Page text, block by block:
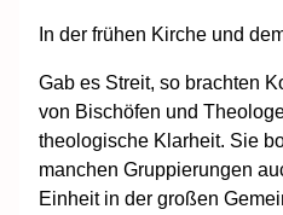
In der frühen Kirche und
Gab es Streit, so brachten
von Bischöfen und
theologische Klarheit. Sie
manchen Gruppierungen
Einheit in der großen